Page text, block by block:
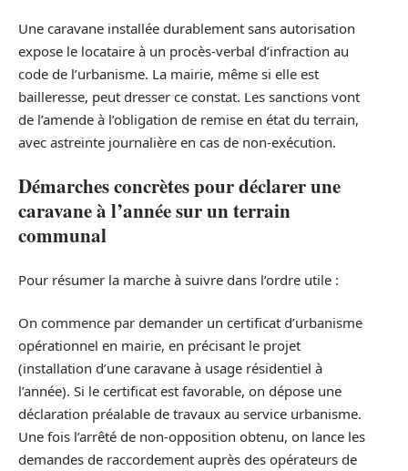
Une caravane installée durablement sans autorisation
expose le locataire à un procès-verbal d’infraction au
code de l’urbanisme. La mairie, même si elle est
bailleresse, peut dresser ce constat. Les sanctions vont
de l’amende à l’obligation de remise en état du terrain,
avec astreinte journalière en cas de non-exécution.
Démarches concrètes pour déclarer une
caravane à l’année sur un terrain
communal
Pour résumer la marche à suivre dans l’ordre utile :
On commence par demander un certificat d’urbanisme
opérationnel en mairie, en précisant le projet
(installation d’une caravane à usage résidentiel à
l’année). Si le certificat est favorable, on dépose une
déclaration préalable de travaux au service urbanisme.
Une fois l’arrêté de non-opposition obtenu, on lance les
demandes de raccordement auprès des opérateurs de